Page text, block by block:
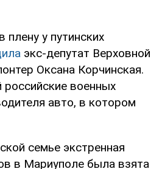
плену у путинских
экс-депутат Верховной
Оксана Корчинская.
военных
авто, в котором
семье экстренная
в Мариуполе была взята